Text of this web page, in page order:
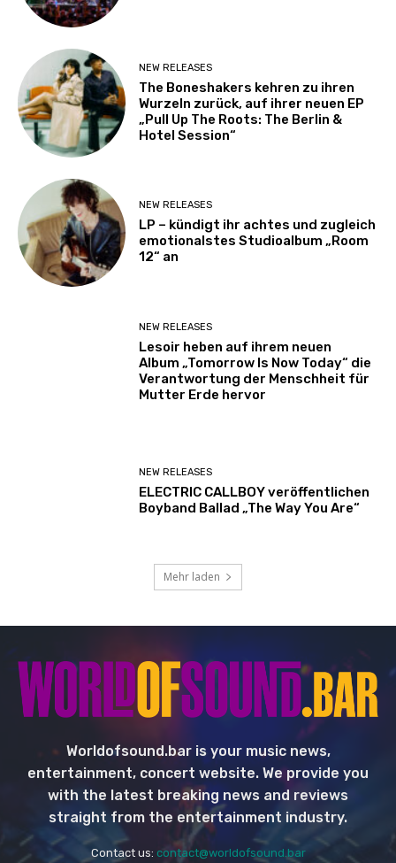
NEW RELEASES
The Boneshakers kehren zu ihren
Wurzeln zurück, auf ihrer neuen EP
„Pull Up The Roots: The Berlin &
Hotel Session“
NEW RELEASES
LP – kündigt ihr achtes und zugleich
emotionalstes Studioalbum „Room
12“ an
NEW RELEASES
Lesoir heben auf ihrem neuen
Album „Tomorrow Is Now Today“ die
Verantwortung der Menschheit für
Mutter Erde hervor
NEW RELEASES
ELECTRIC CALLBOY veröffentlichen
Boyband Ballad „The Way You Are“
Mehr laden
Worldofsound.bar is your music news,
entertainment, concert website. We provide you
with the latest breaking news and reviews
straight from the entertainment industry.
Contact us: contact@worldofsound.bar